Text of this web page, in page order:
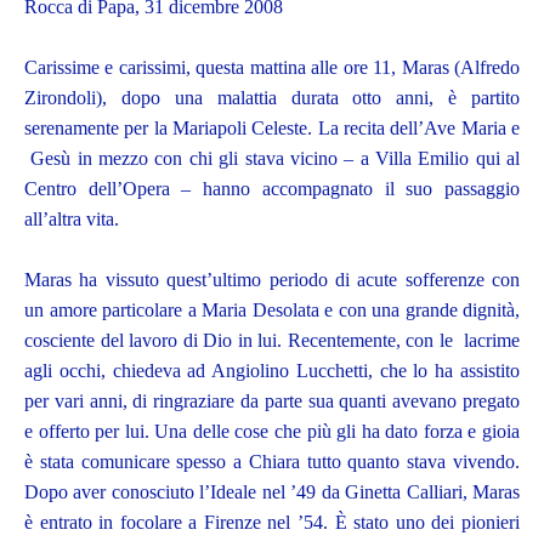
Rocca di Papa, 31 dicembre 2008
Carissime e carissimi, questa mattina alle ore 11, Maras (Alfredo
Zirondoli), dopo una malattia durata otto anni, è partito
serenamente per la Mariapoli Celeste. La recita dell’Ave Maria e
Gesù in mezzo con chi gli stava vicino – a Villa Emilio qui al
Centro dell’Opera – hanno accompagnato il suo passaggio
all’altra vita.
Maras ha vissuto quest’ultimo periodo di acute sofferenze con
un amore particolare a Maria Desolata e con una grande dignità,
cosciente del lavoro di Dio in lui. Recentemente, con le lacrime
agli occhi, chiedeva ad Angiolino Lucchetti, che lo ha assistito
per vari anni, di ringraziare da parte sua quanti avevano pregato
e offerto per lui. Una delle cose che più gli ha dato forza e gioia
è stata comunicare spesso a Chiara tutto quanto stava vivendo.
Dopo aver conosciuto l’Ideale nel ’49 da Ginetta Calliari, Maras
è entrato in focolare a Firenze nel ’54. È stato uno dei pionieri